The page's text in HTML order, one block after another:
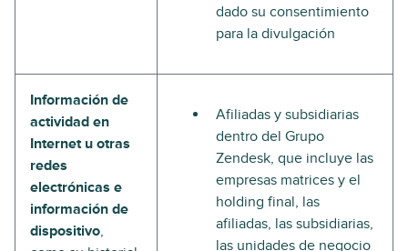
dado su consentimiento
para la divulgación
Información de
actividad en
Internet u otras
redes
electrónicas e
información de
dispositivo,
Afiliadas y subsidiarias
dentro del Grupo
Zendesk, que incluye las
empresas matrices y el
holding final, las
afiliadas, las subsidiarias,
las unidades de negocio